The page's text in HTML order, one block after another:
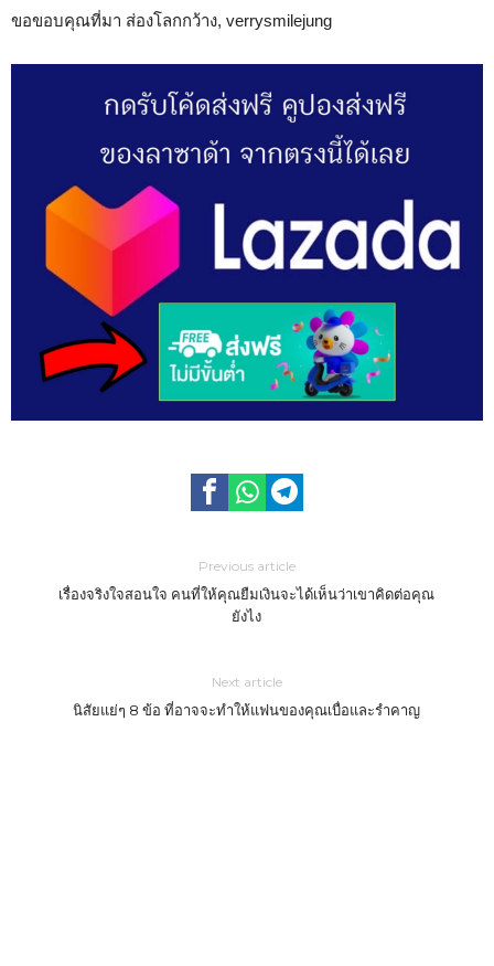
ขอขอบคุณที่มา ส่องโลกกว้าง, verrysmilejung
Previous article
เรื่องจริงใจสอนใจ คนที่ให้คุณยืมเงินจะได้เห็นว่าเขาคิดต่อคุณ
ยังไง
Next article
นิสัยแย่ๆ 8 ข้อ ที่อาจจะทำให้แฟนของคุณเบื่อและรำคาญ